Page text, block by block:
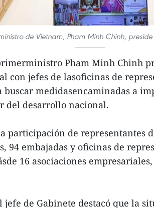
de Vietnam, Pham Minh Chinh,
Pham Minh Chinh
con jefes de lasoficinas de
buscar medidasencaminadas a
del desarrollo nacional.
participación de representantes
94 embajadas y oficinas de
16 asociaciones
jefe de Gabinete destacó que la